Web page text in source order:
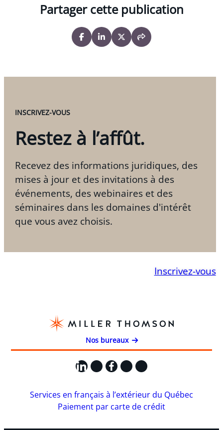
Partager cette publication
INSCRIVEZ-VOUS
Restez à l’affût.
Recevez des informations juridiques, des
mises à jour et des invitations à des
événements, des webinaires et des
séminaires dans les domaines d'intérêt
que vous avez choisis.
Inscrivez-vous
Nos bureaux
LinkedIn
X Facebook
Instagram
YouTube
Services en français à l’extérieur du Québec
Paiement par carte de crédit